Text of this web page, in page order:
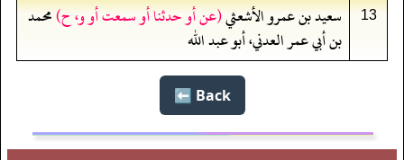
13 سعيد بن عمرو الأشعثي(عن أو حدثنا أو سمعت أو و، ح)محمد
بن أبي عمر العدني، أبو عبد الله
Back ⬅️